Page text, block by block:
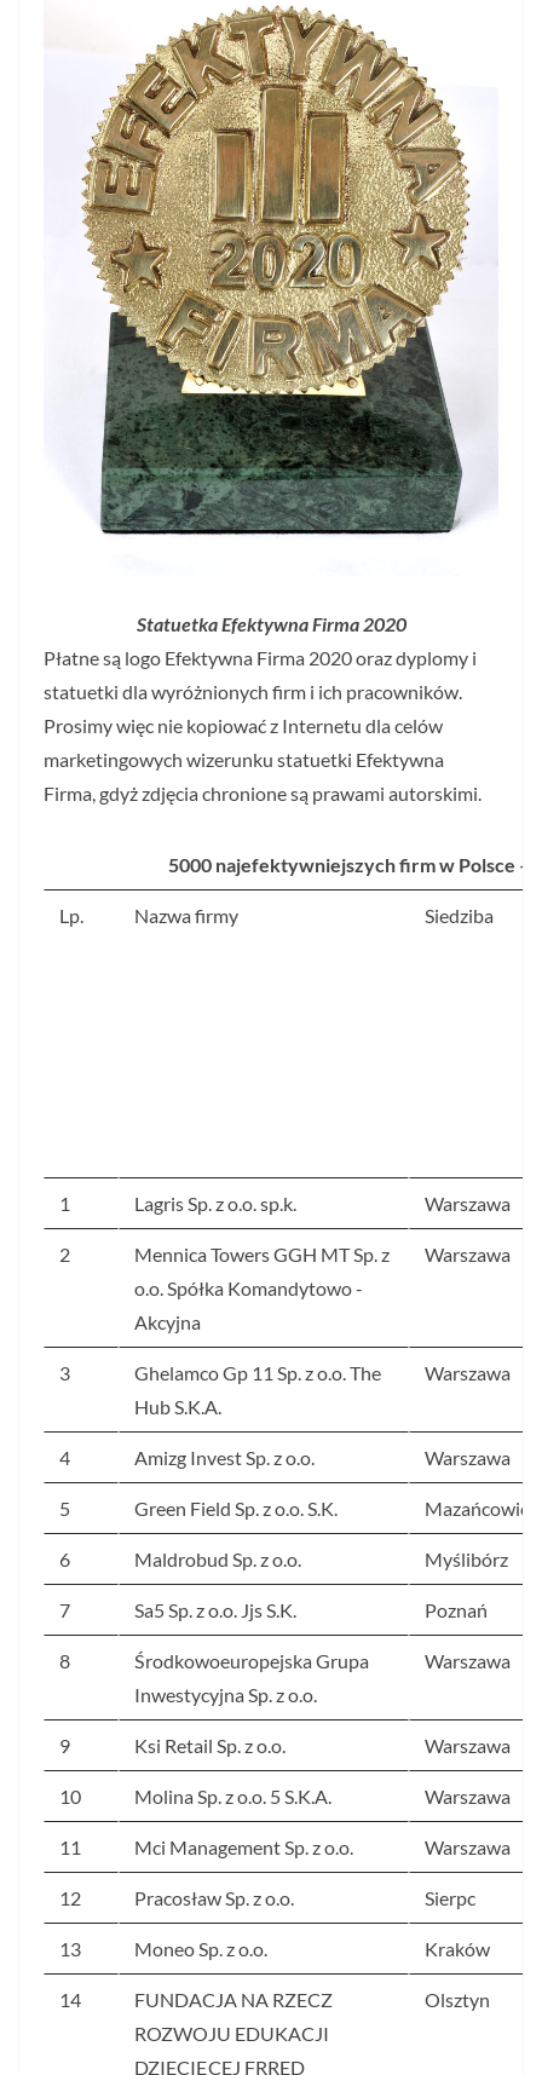
Statuetka Efektywna Firma 2020
Płatne są logo Efektywna Firma 2020 oraz dyplomy i
statuetki dla wyróżnionych firm i ich pracowników.
Prosimy więc nie kopiować z Internetu dla celów
marketingowych wizerunku statuetki Efektywna
Firma, gdyż zdjęcia chronione są prawami autorskimi.
5000 najefektywniejszych firm w Polsce –
Lp. Nazwa firmy Siedziba
1 Lagris Sp. z o.o. sp.k. Warszawa
2
Mennica Towers GGH MT Sp. z
o.o. Spółka Komandytowo -
Akcyjna
Warszawa
3
Ghelamco Gp 11 Sp. z o.o. The
Hub S.K.A.
Warszawa
4 Amizg Invest Sp. z o.o. Warszawa
5 Green Field Sp. z o.o. S.K. Mazańcowice
6 Maldrobud Sp. z o.o. Myślibórz
7 Sa5 Sp. z o.o. Jjs S.K. Poznań
8
Środkowoeuropejska Grupa
Inwestycyjna Sp. z o.o.
Warszawa
9 Ksi Retail Sp. z o.o. Warszawa
10 Molina Sp. z o.o. 5 S.K.A. Warszawa
11 Mci Management Sp. z o.o. Warszawa
12 Pracosław Sp. z o.o. Sierpc
13 Moneo Sp. z o.o. Kraków
14
FUNDACJA NA RZECZ
ROZWOJU EDUKACJI
DZIECIĘCEJ FRRED
Olsztyn